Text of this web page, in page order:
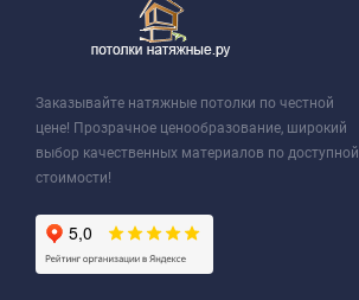
Заказывайте натяжные потолки по честной
цене! Прозрачное ценообразование, широкий
выбор качественных материалов по доступной
стоимости!